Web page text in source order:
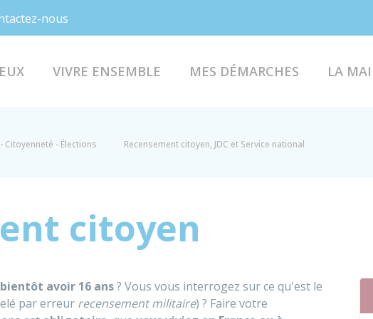
nous
VIVRE ENSEMBLE MES DÉMARCHES LA
Citoyenneté - Élections
Recensement citoyen, JDC et Service national
citoyen
avoir 16 ans? Vous vous interrogez sur ce qu'est le
par erreur recensement militaire) ? Faire votre